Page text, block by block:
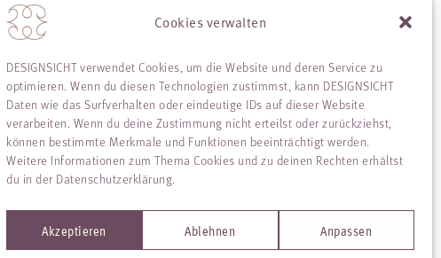
Cookies verwalten
DESIGNSICHT verwendet Cookies, um die Website und deren Service zu
optimieren. Wenn du diesen Technologien zustimmst, kann DESIGNSICHT
Daten wie das Surfverhalten oder eindeutige IDs auf dieser Website
verarbeiten. Wenn du deine Zustimmung nicht erteilst oder zurückziehst,
können bestimmte Merkmale und Funktionen beeinträchtigt werden.
Weitere Informationen zum Thema Cookies und zu deinen Rechten erhältst
du in der Datenschutzerklärung.
Akzeptieren Ablehnen Anpassen
in kurzer…
Weiterlesen